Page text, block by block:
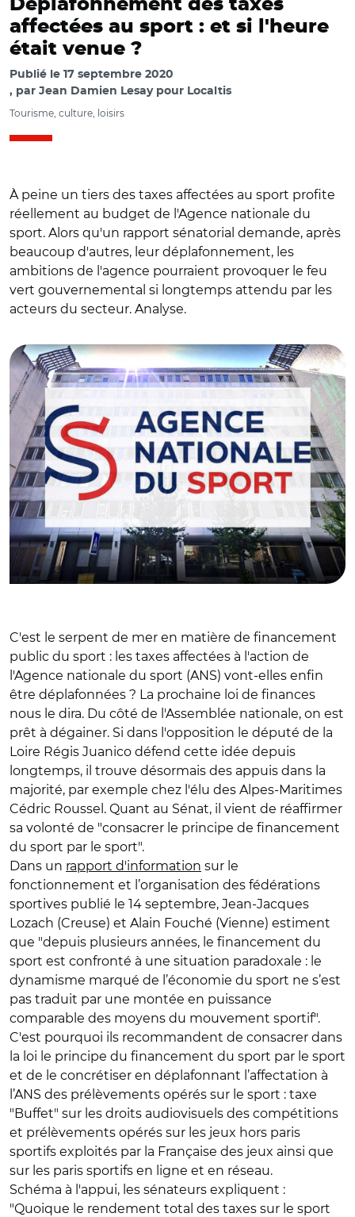
Déplafonnement des taxes
affectées au sport : et si l'heure
était venue ?
Publié le 17 septembre 2020
par Jean Damien Lesay pour Localtis
Tourisme, culture, loisirs
À peine un tiers des taxes affectées au sport profite
réellement au budget de l'Agence nationale du
sport. Alors qu'un rapport sénatorial demande, après
beaucoup d'autres, leur déplafonnement, les
ambitions de l'agence pourraient provoquer le feu
vert gouvernemental si longtemps attendu par les
acteurs du secteur. Analyse.
C'est le serpent de mer en matière de financement
public du sport : les taxes affectées à l'action de
l'Agence nationale du sport (ANS) vont-elles enfin
être déplafonnées ? La prochaine loi de finances
nous le dira. Du côté de l'Assemblée nationale, on est
prêt à dégainer. Si dans l'opposition le député de la
Loire Régis Juanico défend cette idée depuis
longtemps, il trouve désormais des appuis dans la
majorité, par exemple chez l'élu des Alpes-Maritimes
Cédric Roussel. Quant au Sénat, il vient de réaffirmer
sa volonté de "consacrer le principe de financement
du sport par le sport".
Dans un rapport d'information sur le
fonctionnement et l’organisation des fédérations
sportives publié le 14 septembre, Jean-Jacques
Lozach (Creuse) et Alain Fouché (Vienne) estiment
que "depuis plusieurs années, le financement du
sport est confronté à une situation paradoxale : le
dynamisme marqué de l’économie du sport ne s’est
pas traduit par une montée en puissance
comparable des moyens du mouvement sportif".
C'est pourquoi ils recommandent de consacrer dans
la loi le principe du financement du sport par le sport
et de le concrétiser en déplafonnant l’affectation à
l’ANS des prélèvements opérés sur le sport : taxe
"Buffet" sur les droits audiovisuels des compétitions
et prélèvements opérés sur les jeux hors paris
sportifs exploités par la Française des jeux ainsi que
sur les paris sportifs en ligne et en réseau.
Schéma à l'appui, les sénateurs expliquent :
"Quoique le rendement total des taxes sur le sport